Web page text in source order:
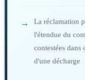
La réclamation
l'étendue du
contestées
d'une décharge